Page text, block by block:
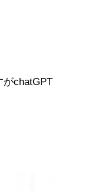
がchatGPT